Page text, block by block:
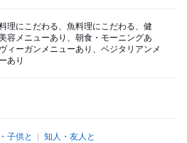
理にこだわる、魚料理にこだわる、健
容メニューあり、朝食・モーニングあ
ィーガンメニューあり、ベジタリアンメ
あり
子供と 知人・友人と